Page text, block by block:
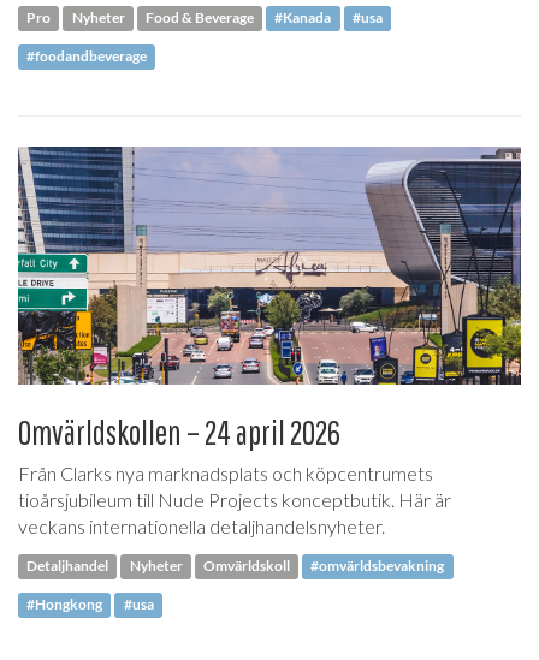
Pro Nyheter Food & Beverage #Kanada #usa
#foodandbeverage
Omvärldskollen – 24 april 2026
Från Clarks nya marknadsplats och köpcentrumets
tioårsjubileum till Nude Projects konceptbutik. Här är
veckans internationella detaljhandelsnyheter.
Detaljhandel Nyheter Omvärldskoll #omvärldsbevakning
#Hongkong #usa